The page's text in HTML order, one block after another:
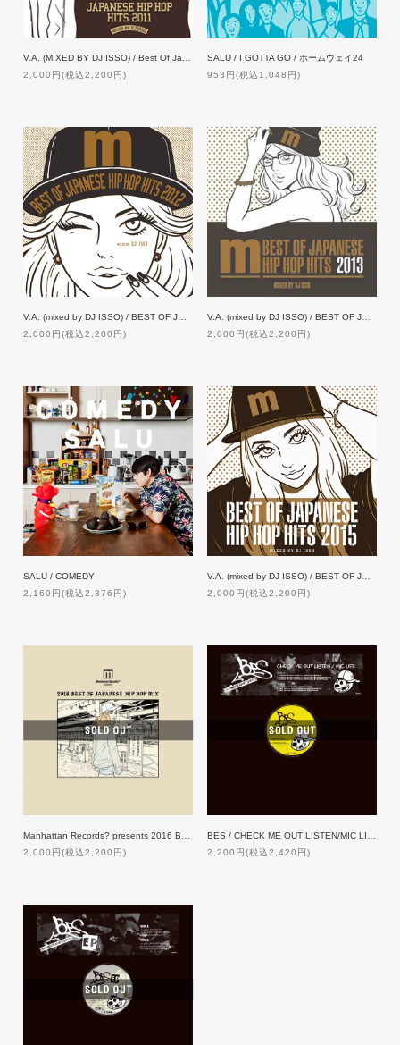
2,000円(税込2,200円)
SALU / I GOTTA GO / ホームウェイ24
953円(税込1,048円)
2,000円(税込2,200円)
2,000円(税込2,200円)
SALU / COMEDY
2,160円(税込2,376円)
2,000円(税込2,200円)
2,000円(税込2,200円)
2,200円(税込2,420円)